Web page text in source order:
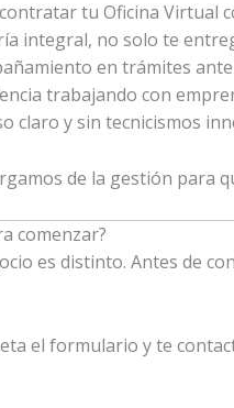
tu Oficina Virtual
integral, no solo te
en trámites
trabajando con
claro y sin tecnicismos
de la gestión para
comenzar?
es distinto. Antes de
el formulario y te